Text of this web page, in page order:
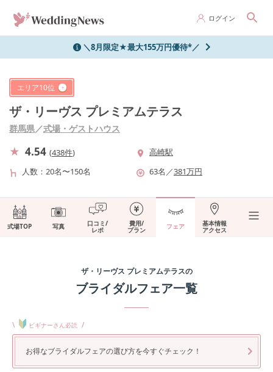
ログイン
＼8月限定★最大155万円優待*／
エリア10位
ザ・リーヴス プレミアムテラス
群馬県／式場・ゲストハウス
4.54 (438件)
高崎駅
人数
20名〜150名 63名 ／381万円
式場TOP 写真 口コミ/
レポ
費用/
プラン フェア 基本情報
アクセス
ザ・リーヴス プレミアムテラスの
ブライダルフェア一覧
\ ビギナーさん必読 /
お得なブライダルフェアの選び方を今すぐチェック！